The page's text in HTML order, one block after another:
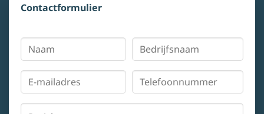
Contactformulier